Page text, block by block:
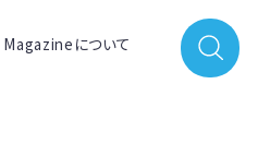
について